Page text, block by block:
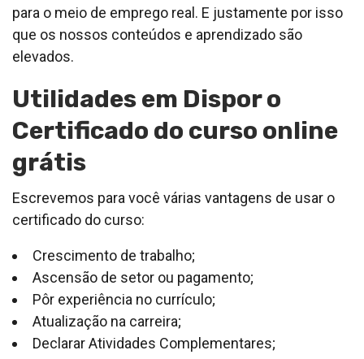
para o meio de emprego real. E justamente por isso
que os nossos conteúdos e aprendizado são
elevados.
Utilidades em Dispor o
Certificado do curso online
grátis
Escrevemos para você várias vantagens de usar o
certificado do curso:
Crescimento de trabalho;
Ascensão de setor ou pagamento;
Pôr experiência no currículo;
Atualização na carreira;
Declarar Atividades Complementares;